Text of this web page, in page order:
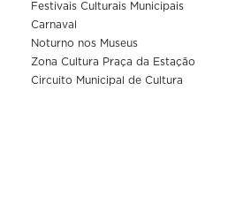
Festivais Culturais Municipais
Carnaval
Noturno nos Museus
Zona Cultura Praça da Estação
Circuito Municipal de Cultura